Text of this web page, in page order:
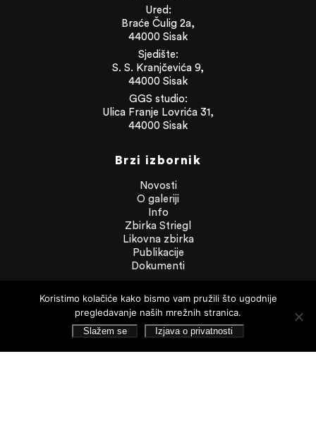
Ured:
Braće Čulig 2a,
44000 Sisak
Sjedište:
S. S. Kranjčevića 9,
44000 Sisak
GGS studio:
Ulica Franje Lovrića 31,
44000 Sisak
Brzi izbornik
Novosti
O galeriji
Info
Zbirka Striegl
Likovna zbirka
Publikacije
Dokumenti
Dokumenti
Financijska izvješća
Javna nabava
Statut Galerije
Koristimo kolačiće kako bismo vam pružili što ugodnije
pregledavanje naših mrežnih stranica.
Slažem se Izjava o privatnosti